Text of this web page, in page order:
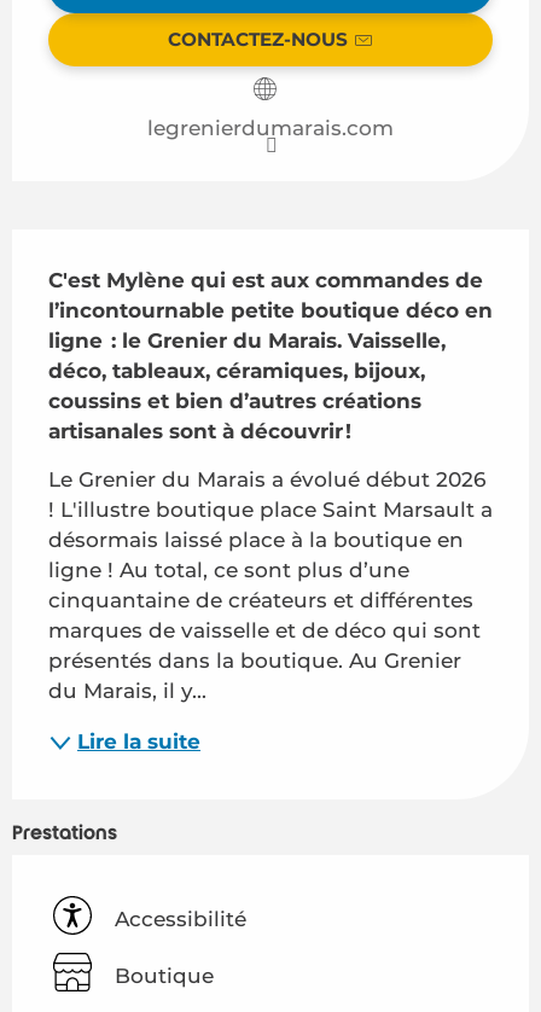
CONTACTEZ-NOUS
legrenierdumarais.com
C'est Mylène qui est aux commandes de
l’incontournable petite boutique déco en
ligne  : le Grenier du Marais. Vaisselle,
déco, tableaux, céramiques, bijoux,
coussins et bien d’autres créations
artisanales sont à découvrir !
Le Grenier du Marais a évolué début 2026
! L'illustre boutique place Saint Marsault a
désormais laissé place à la boutique en
ligne ! Au total, ce sont plus d’une
cinquantaine de créateurs et différentes
marques de vaisselle et de déco qui sont
présentés dans la boutique. Au Grenier
du Marais, il y...
Lire la suite
Prestations
Accessibilité
Boutique